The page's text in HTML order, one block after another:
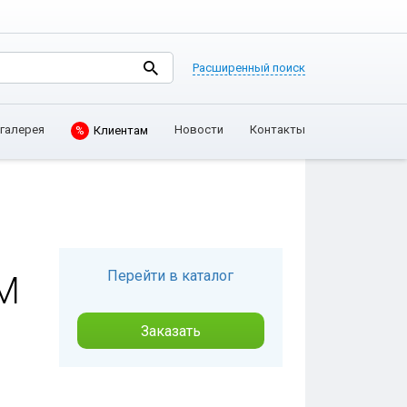
Расширенный поиск
% Клиентам Новости Контакты
Перейти в каталог
Заказать